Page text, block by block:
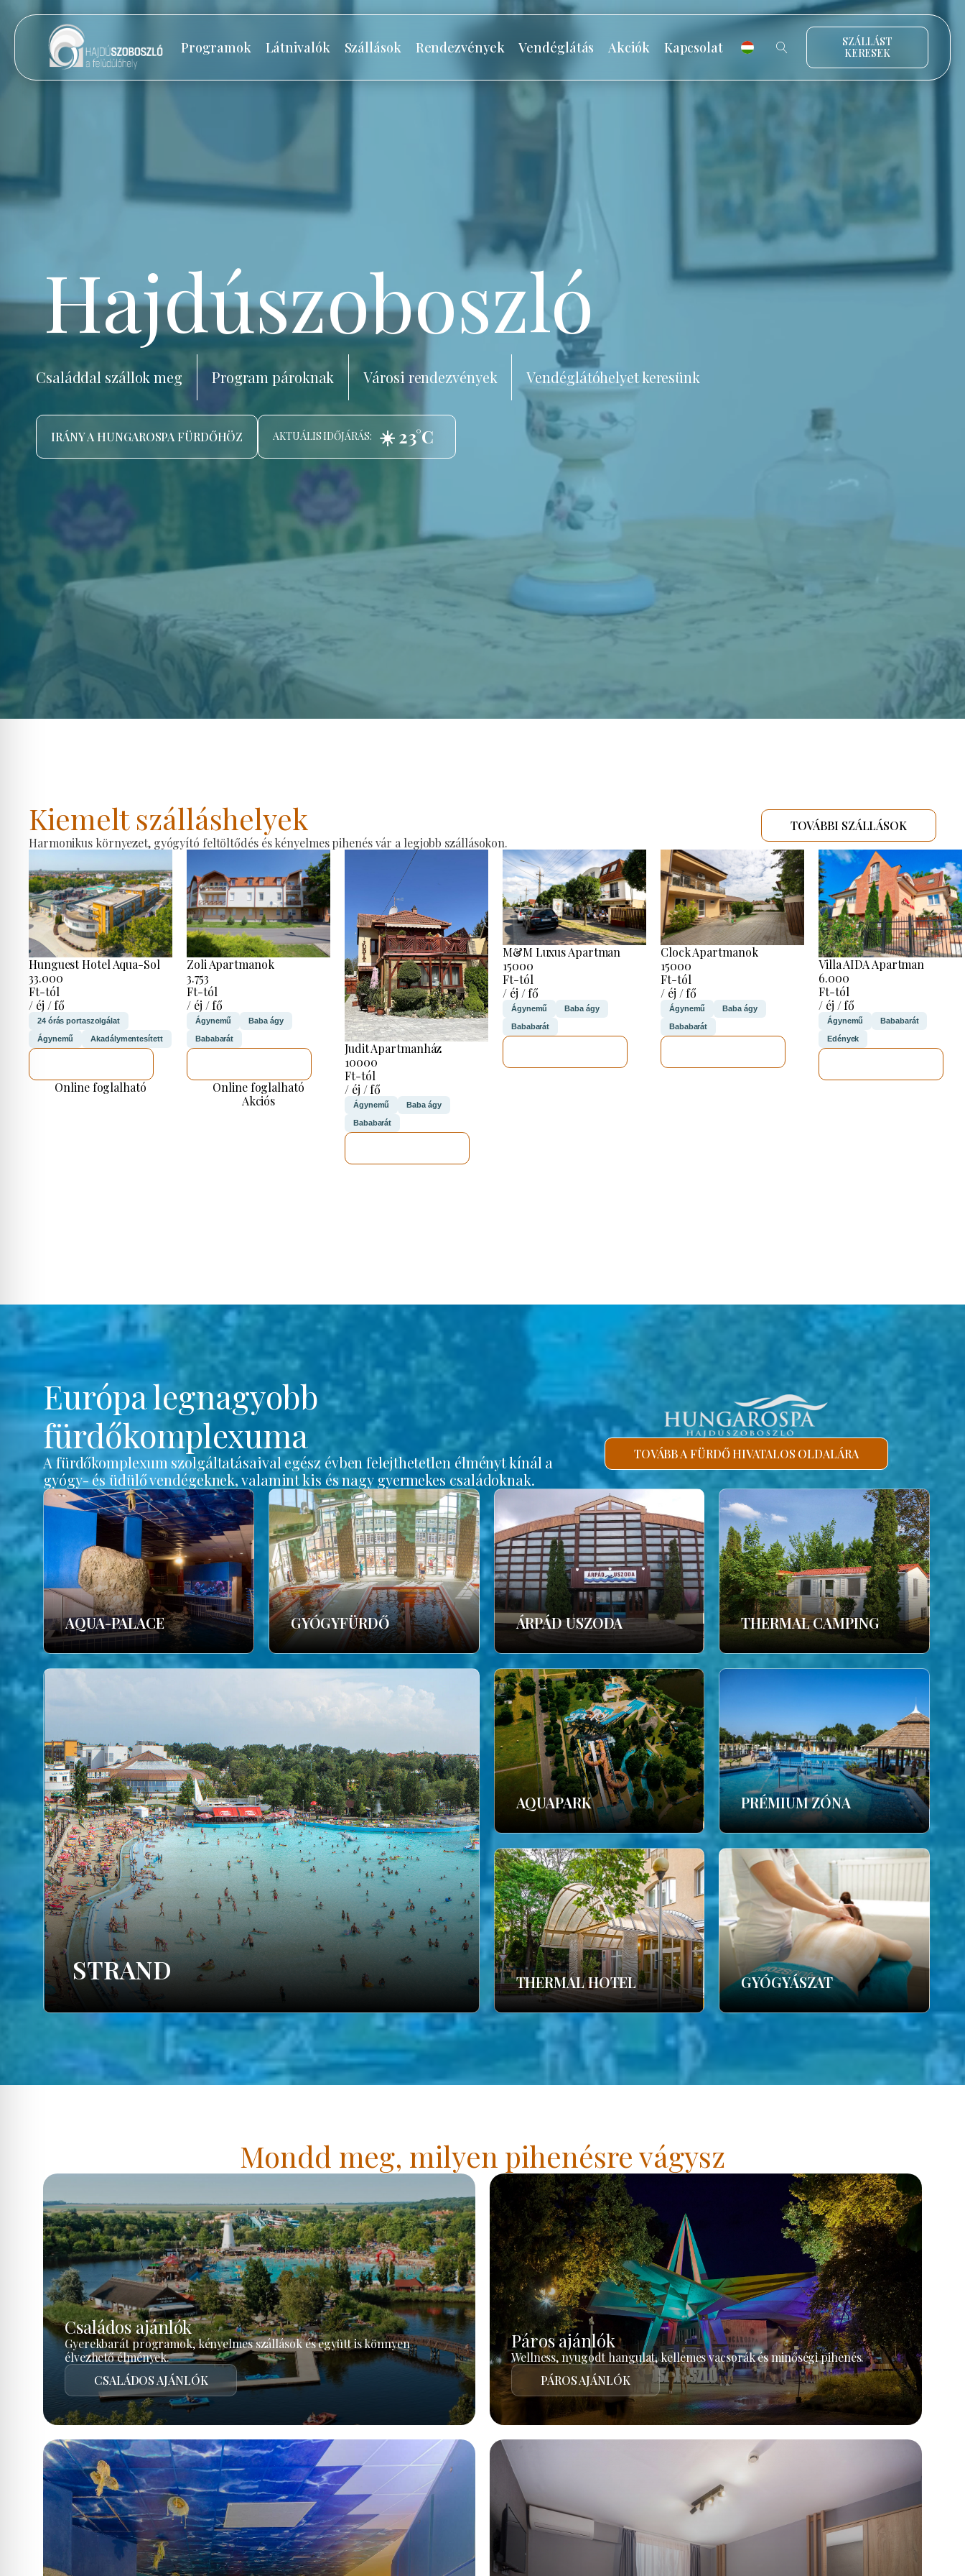
Programok Látnivalók Szállások Rendezvények Vendéglátás Akciók Kapcsolat
SZÁLLÁST
KERESEK
Hajdúszoboszló
Családdal szállok meg Program pároknak Városi rendezvények Vendéglátóhelyet keresünk
IRÁNY A HUNGAROSPA FÜRDŐHÖZ AKTUÁLIS IDŐJÁRÁS: ☀️ 23°C
Kiemelt szálláshelyek
Harmonikus környezet, gyógyító feltöltődés és kényelmes pihenés vár a legjobb szállásokon.
TOVÁBBI SZÁLLÁSOK
Hunguest Hotel Aqua-Sol
33.000
Ft-tól
/ éj / fő
24 órás portaszolgálat
Ágynemű Akadálymentesített
Online foglalható
Zoli Apartmanok
3.753
Ft-tól
/ éj / fő
Ágynemű Baba ágy
Bababarát
Online foglalható
Akciós
Judit Apartmanház
10000
Ft-tól
/ éj / fő
Ágynemű Baba ágy
Bababarát
M&M Luxus Apartman
15000
Ft-tól
/ éj / fő
Ágynemű Baba ágy
Bababarát
Clock Apartmanok
15000
Ft-tól
/ éj / fő
Ágynemű Baba ágy
Bababarát
Villa AIDA Apartman
6.000
Ft-tól
/ éj / fő
Ágynemű Bababarát
Edények
Európa legnagyobb
fürdőkomplexuma
A fürdőkomplexum szolgáltatásaival egész évben felejthetetlen élményt kínál a
gyógy- és üdülő vendégeknek, valamint kis és nagy gyermekes családoknak.
TOVÁBB A FÜRDŐ HIVATALOS OLDALÁRA
AQUA-PALACE GYÓGYFÜRDŐ ÁRPÁD USZODA THERMAL CAMPING
STRAND
AQUAPARK PRÉMIUM ZÓNA
THERMAL HOTEL GYÓGYÁSZAT
Mondd meg, milyen pihenésre vágysz
Családos ajánlók
Gyerekbarát programok, kényelmes szállások és együtt is könnyen
élvezhető élmények.
CSALÁDOS AJÁNLÓK
Páros ajánlók
Wellness, nyugodt hangulat, kellemes vacsorák és minőségi pihenés.
PÁROS AJÁNLÓK